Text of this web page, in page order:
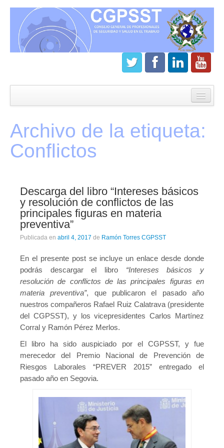
¿Que es el Consejo?
Estatutos
Junta directiva del CGPSST
Asamblea general CGPSST
Publicaciones
Publicaciones del CGPSST
Jurisprudencia
Publicaciones de las asociaciones
Publicaciones de otros colectivos
Prevencionistas
Prevencionistas SST
Novedades
Novedades de asociaciones
Novedades legislativas
Archivo de la etiqueta:
Conflictos
Descarga del libro “Intereses básicos
y resolución de conflictos de las
principales figuras en materia
preventiva”
Publicada en abril 4, 2017 de Ramón Torres CGPSST
En el presente post se incluye un enlace desde donde
podrás descargar el libro “Intereses básicos y
resolución de conflictos de las principales figuras en
materia preventiva”, que publicaron el pasado año
nuestros compañeros Rafael Ruiz Calatrava (presidente
del CGPSST), y los vicepresidentes Carlos Martínez
Corral y Ramón Pérez Merlos.
El libro ha sido auspiciado por el CGPSST, y fue
merecedor del Premio Nacional de Prevención de
Riesgos Laborales “PREVER 2015” entregado el
pasado año en Segovia.